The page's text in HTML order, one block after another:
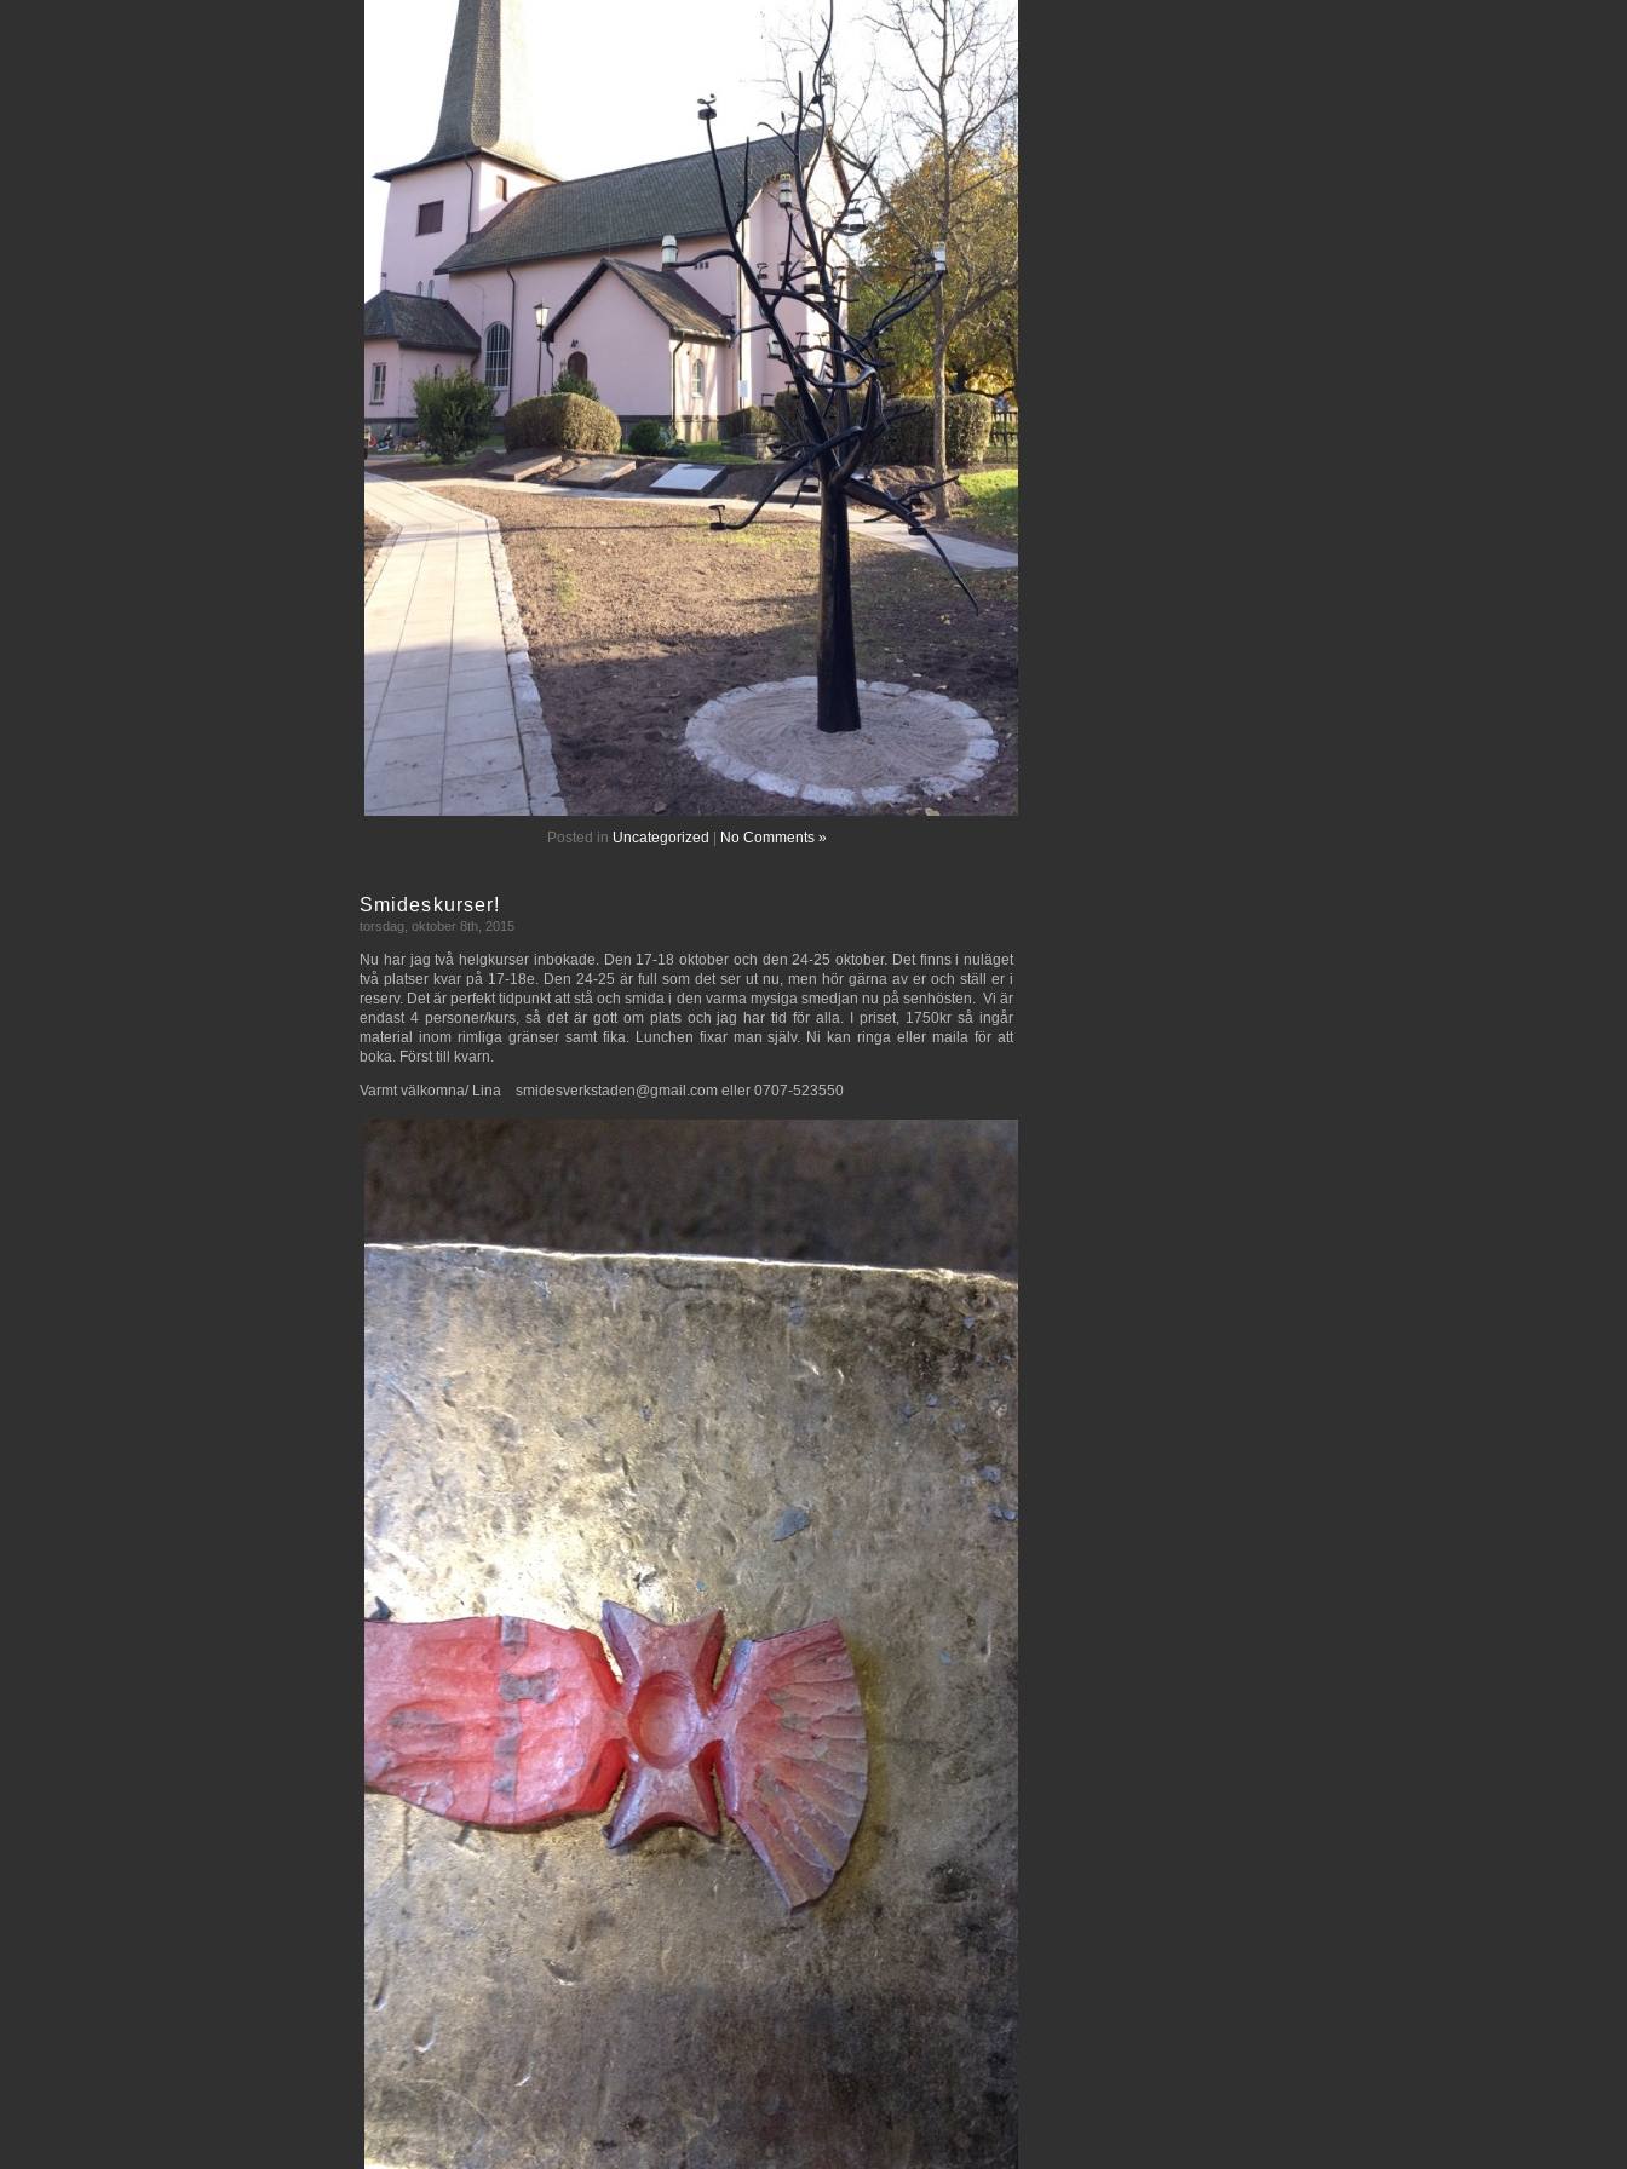
Posted in Uncategorized No Comments »
Smideskurser!
torsdag, oktober 8th, 2015
Nu har jag två helgkurser inbokade. Den 17-18 oktober och den 24-25 oktober. Det finns i nuläget
två platser kvar på 17-18e. Den 24-25 är full som det ser ut nu, men hör gärna av er och ställ er i
reserv. Det är perfekt tidpunkt att stå och smida i den varma mysiga smedjan nu på senhösten. Vi är
endast 4 personer/kurs, så det är gott om plats och jag har tid för alla. I priset, 1750kr så ingår
material inom rimliga gränser samt fika. Lunchen fixar man själv. Ni kan ringa eller maila för att
boka. Först till kvarn.
Varmt välkomna/ Lina smidesverkstaden@gmail.com eller 0707-523550